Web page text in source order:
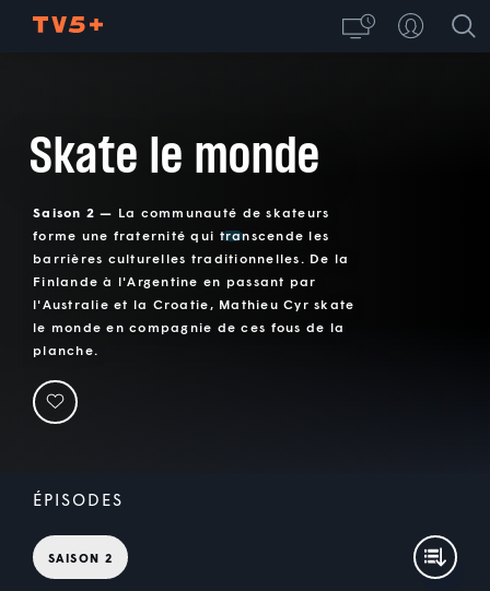
Skate le monde
Saison 2 — La communauté de skateurs
forme une fraternité qui transcende les
barrières culturelles traditionnelles. De la
Finlande à l'Argentine en passant par
l'Australie et la Croatie, Mathieu Cyr skate
le monde en compagnie de ces fous de la
planche.
ÉPISODES
SAISON 2